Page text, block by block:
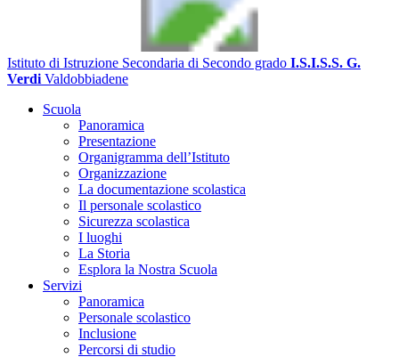
Istituto di Istruzione Secondaria di Secondo grado I.S.I.S.S. G.
Verdi Valdobbiadene
Scuola
Panoramica
Presentazione
Organigramma dell’Istituto
Organizzazione
La documentazione scolastica
Il personale scolastico
Sicurezza scolastica
I luoghi
La Storia
Esplora la Nostra Scuola
Servizi
Panoramica
Personale scolastico
Inclusione
Percorsi di studio